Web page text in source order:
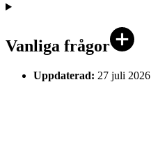
Vanliga frågor
Uppdaterad: 27 juli 2026